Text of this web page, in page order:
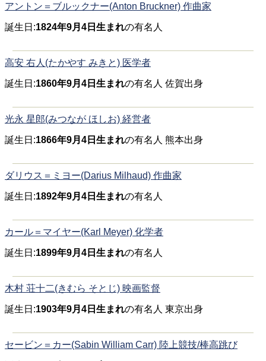
アントン＝ブルックナー(Anton Bruckner) 作曲家
誕生日:1824年9月4日生まれの有名人
高安 右人(たかやす みきと) 医学者
誕生日:1860年9月4日生まれの有名人 佐賀出身
光永 星郎(みつなが ほしお) 経営者
誕生日:1866年9月4日生まれの有名人 熊本出身
ダリウス＝ミヨー(Darius Milhaud) 作曲家
誕生日:1892年9月4日生まれの有名人
カール＝マイヤー(Karl Meyer) 化学者
誕生日:1899年9月4日生まれの有名人
木村 荘十二(きむら そとじ) 映画監督
誕生日:1903年9月4日生まれの有名人 東京出身
セービン＝カー(Sabin William Carr) 陸上競技/棒高跳び